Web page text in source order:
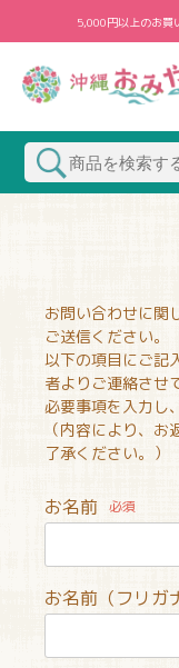
5,000円以上のお買
お問い合わせに関
ご送信ください。
以下の項目にご記
者よりご連絡させ
必要事項を入力し
（内容により、
了承ください。）
お名前 必須
お名前（フリガ